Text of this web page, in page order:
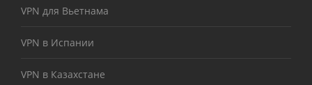
VPN для Вьетнама
VPN в Испании
VPN в Казахстане